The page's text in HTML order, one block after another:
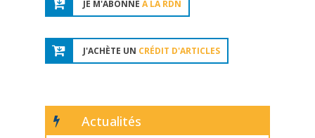
JE M'ABONNE À LA RDN
J'ACHÈTE UN CRÉDIT D'ARTICLES
Actualités